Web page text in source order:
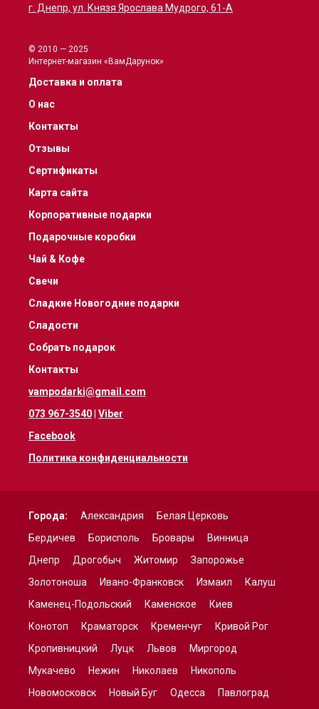
г. Днепр, ул. Князя Ярослава Мудрого, 61-А
© 2010 — 2025
Интернет-магазин «ВамДарунок»
Доставка и оплата
О нас
Контакты
Отзывы
Сертификаты
Карта сайта
Корпоративные подарки
Подарочные коробки
Чай & Кофе
Свечи
Сладкие Новогодние подарки
Сладости
Собрать подарок
Контакты
vampodarki@gmail.com
073 967-3540 Viber
Facebook
Политика конфиденциальности
Города: Александрия
Белая Церковь
Бердичев
Борисполь Бровары
Винница
Днепр
Дрогобыч Житомир
Запорожье
Золотоноша
Ивано-Франковск Измаил
Калуш
Каменец-Подольский
Каменское
Киев
Конотоп
Краматорск Кременчуг
Кривой Рог
Кропивницкий
Луцк Львов
Миргород
Мукачево
Нежин Николаев
Никополь
Новомосковск
Новый Буг Одесса
Павлоград